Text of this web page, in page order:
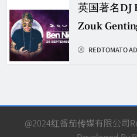
英国著名DJ
Zouk
REDTOMATO
@2024红番茄传媒有限公司